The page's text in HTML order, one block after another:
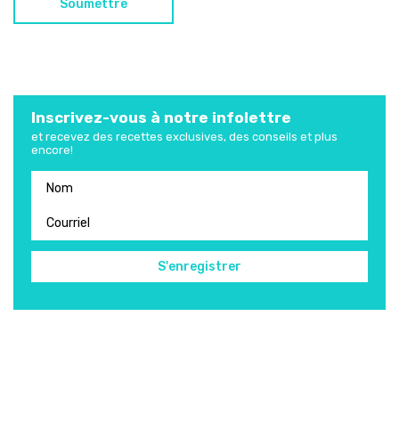
Inscrivez-vous à notre infolettre
et recevez des recettes exclusives, des conseils et plus
encore!